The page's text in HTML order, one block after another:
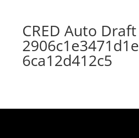
CRED Auto Draft
6ca12d412c5